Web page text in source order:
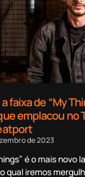
faixa de “My
emplacou no
de 2023
é o mais novo
qual iremos